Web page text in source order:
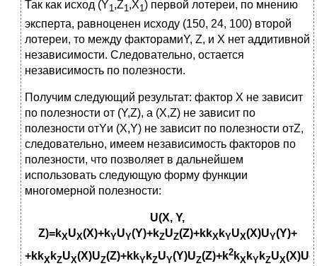
Так как исход (Y1 ,Z1 ,X1 ) первой лотереи, по мнению
эксперта, равноценен исходу (150, 24, 100) второй
лотереи, то между факторамиY, Z, и X нет аддитивной
независимости. Следовательно, остается
независимость по полезности.
Получим следующий результат: фактор Х не зависит
по полезности от (Y,Z), а (X,Z) не зависит по
полезности отYи (X,Y) не зависит по полезности отZ,
следовательно, имеем независимость факторов по
полезности, что позволяет в дальнейшем
использовать следующую форму функции
многомерной полезности:
U(X, Y,
Z)=kXUX(X)+kYUY(Y)+kZUZ(Z)+kkX kYUX(X)UY(Y)+
+kkX kZUX(X)UZ(Z)+kkY kZUY(Y)UZ(Z)+k2 kX kY kZUX(X)UY